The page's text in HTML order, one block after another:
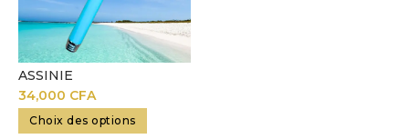
ASSINIE
34,000 CFA
Choix des options